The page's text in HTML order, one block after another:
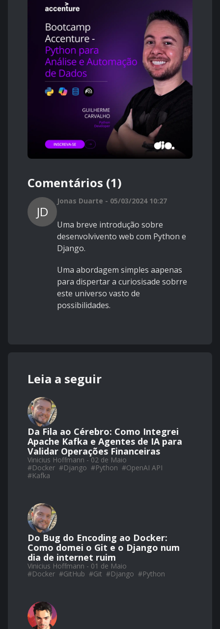
Comentários (1)
JD
Jonas Duarte - 05/03/2024 10:27
Uma breve introdução sobre
desenvolvivento web com Python e
Django.
Uma abordagem simples aapenas
para dispertar a curiosisade sobrre
este universo vasto de
possibilidades.
Leia a seguir
Da Fila ao Cérebro: Como Integrei
Apache Kafka e Agentes de IA para
Validar Operações Financeiras
Vinicius Hoffmann - 02 de Maio
#Docker #Django #Python #OpenAI API
#Kafka
Do Bug do Encoding ao Docker:
Como domei o Git e o Django num
dia de internet ruim
Vinicius Hoffmann - 01 de Maio
#Docker #GitHub #Git #Django #Python